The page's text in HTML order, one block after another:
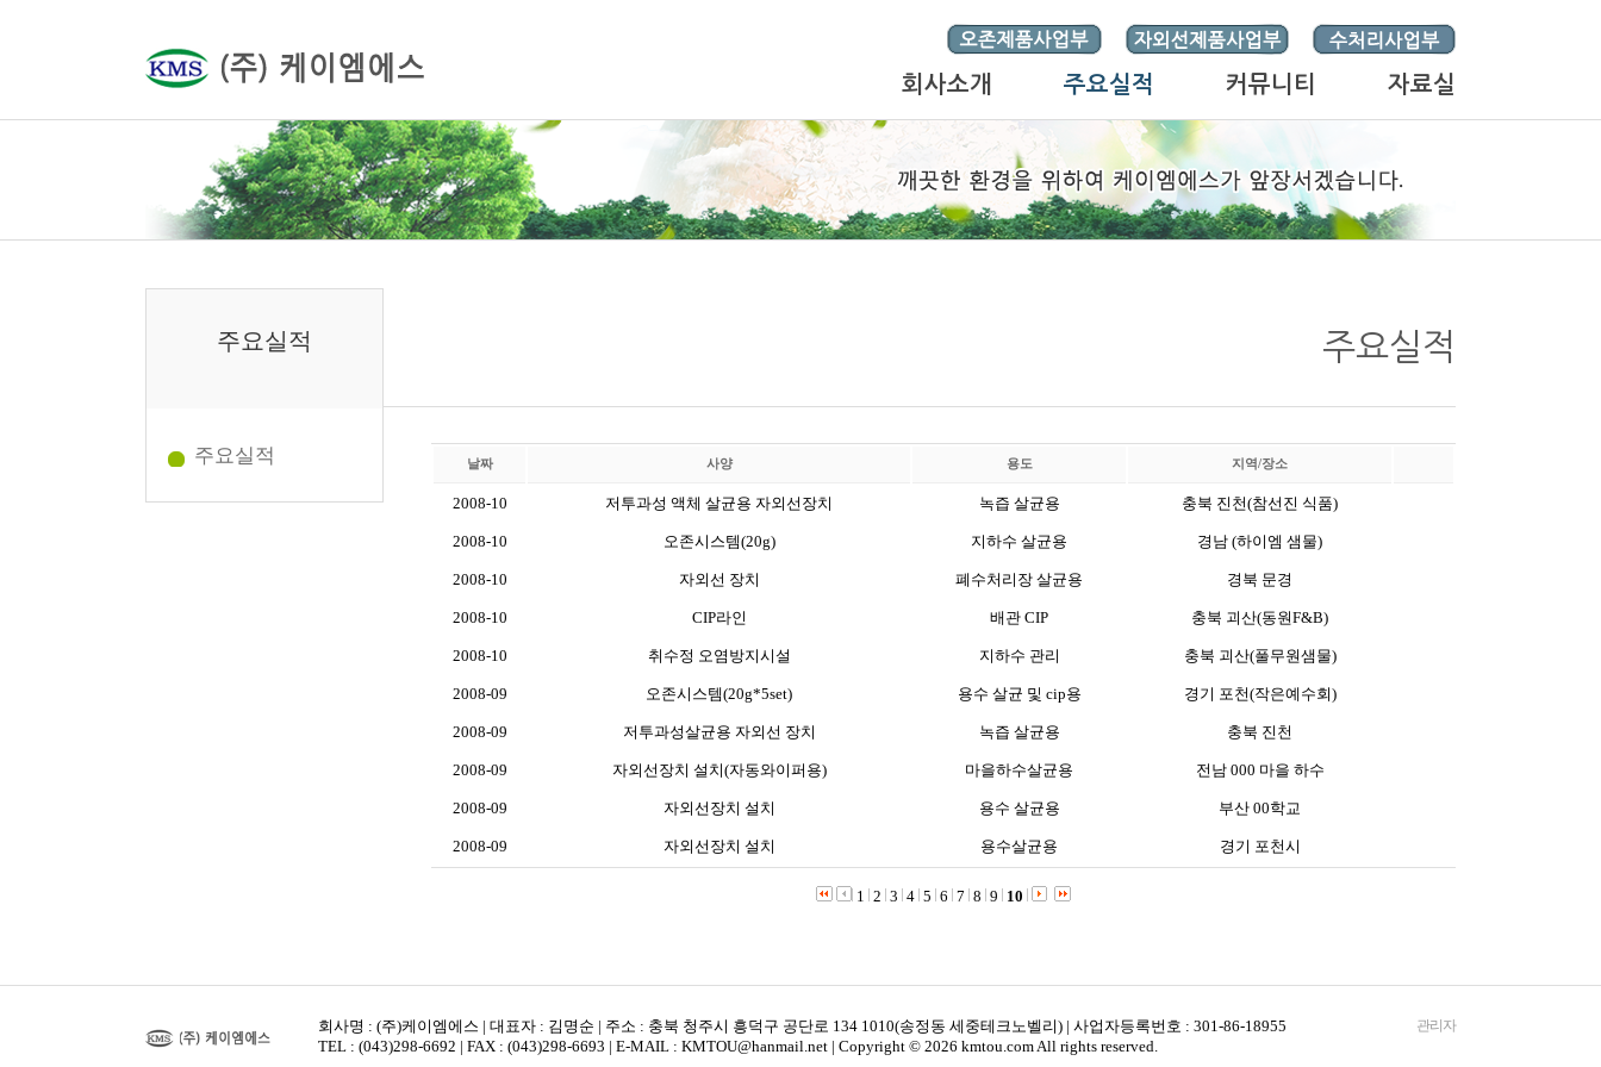
회사소개 주요실적 커뮤니티 자료실
주요실적
주요실적
주요실적
날짜 사양 용도 지역/장소
2008-10 저투과성 액체 살균용 자외선장치 녹즙 살균용 충북 진천(참선진 식품)
2008-10 오존시스템(20g) 지하수 살균용 경남 (하이엠 샘물)
2008-10 자외선 장치 폐수처리장 살균용 경북 문경
2008-10 CIP라인 배관 CIP 충북 괴산(동원F&B)
2008-10 취수정 오염방지시설 지하수 관리 충북 괴산(풀무원샘물)
2008-09 오존시스템(20g*5set) 용수 살균 및 cip용 경기 포천(작은예수회)
2008-09 저투과성살균용 자외선 장치 녹즙 살균용 충북 진천
2008-09 자외선장치 설치(자동와이퍼용) 마을하수살균용 전남 000 마을 하수
2008-09 자외선장치 설치 용수 살균용 부산 00학교
2008-09 자외선장치 설치 용수살균용 경기 포천시
1 2 3 4 5 6 7 8 9 10
회사명 : (주)케이엠에스 | 대표자 : 김명순 | 주소 : 충북 청주시 흥덕구 공단로 134 1010(송정동 세중테크노벨리) | 사업자등록번호 : 301-86-18955
TEL : (043)298-6692 | FAX : (043)298-6693 | E-MAIL : KMTOU@hanmail.net | Copyright © 2026 kmtou.com All rights reserved.
관리자